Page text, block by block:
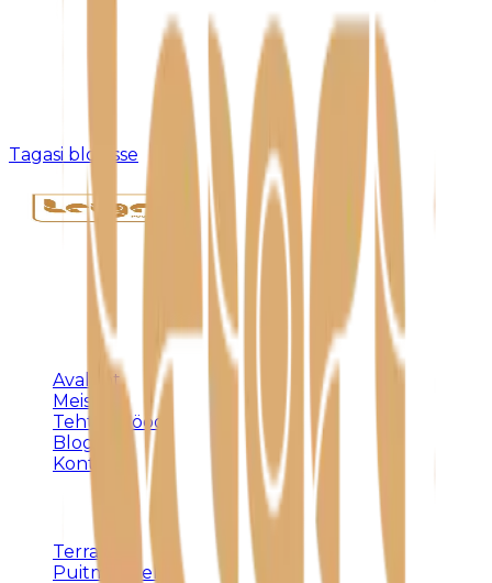
Posti ei leitud
Kahjuks pole sellist postitust olemas või see on
Tagasi blogisse
Täispuidust eritellimusmööbel, terrassid ja
varjualused – meistritöö Harjumaal alates 1992.
KLIENDILE
Avaleht
Meist
Tehtud tööd
Blogi
Kontakt
TEENUSED
Terrassid
Puitmööbel